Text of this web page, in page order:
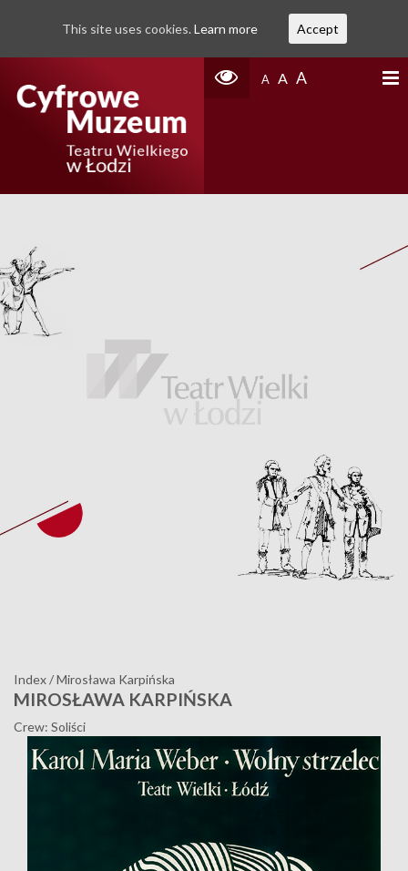
A A A
Index/Mirosława Karpińska
MIROSŁAWA KARPIŃSKA
Crew: Soliści
This site uses cookies. Learn more Accept